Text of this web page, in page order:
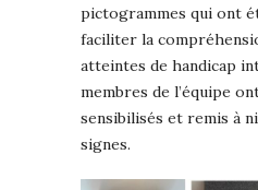
pictogrammes qui ont
faciliter la
atteintes de handicap
membres de l’équipe
sensibilisés et remis à
signes.